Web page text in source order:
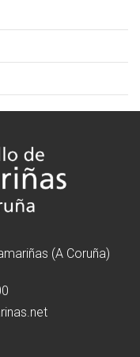
(A Coruña)